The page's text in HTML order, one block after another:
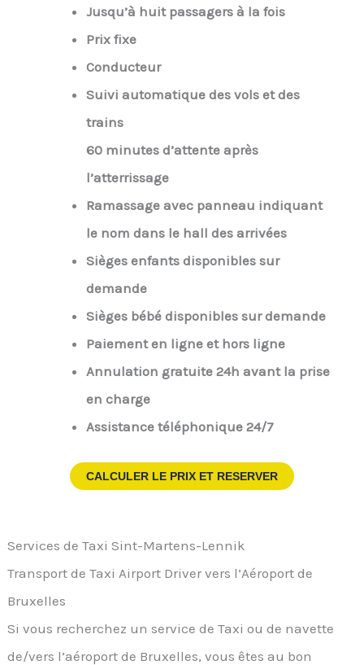
Jusqu’à huit passagers à la fois
Prix fixe
Conducteur
Suivi automatique des vols et des
trains
60 minutes d’attente après
l’atterrissage
Ramassage avec panneau indiquant
le nom dans le hall des arrivées
Sièges enfants disponibles sur
demande
Sièges bébé disponibles sur demande
Paiement en ligne et hors ligne
Annulation gratuite 24h avant la prise
en charge
Assistance téléphonique 24/7
CALCULER LE PRIX ET RESERVER
Services de Taxi Sint-Martens-Lennik
Transport de Taxi Airport Driver vers l’Aéroport de
Bruxelles
Si vous recherchez un service de Taxi ou de navette
de/vers l’aéroport de Bruxelles, vous êtes au bon